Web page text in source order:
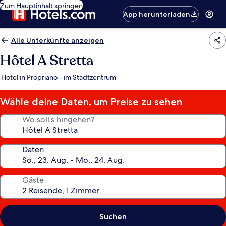
Zum Hauptinhalt springen
App herunterladen
Alle Unterkünfte anzeigen
Hôtel A Stretta
Hotel in Propriano - im Stadtzentrum
Wähle deine Daten, um Preise zu sehen
Wo soll’s hingehen?
Daten
Gäste
Suchen